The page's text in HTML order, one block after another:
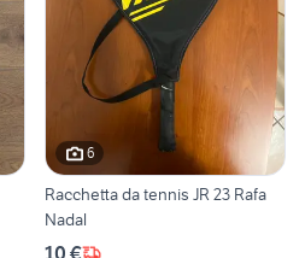
6
Racchetta da tennis JR 23 Rafa
Nadal
10 €